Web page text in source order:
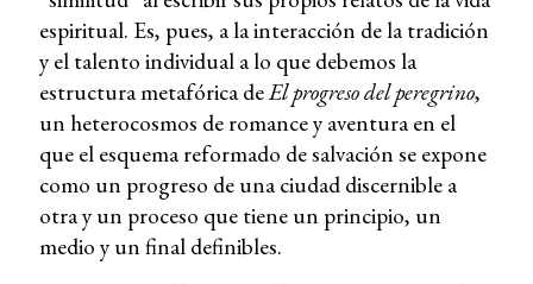
espiritual. Es, pues, a la interacción de la tradición
y el talento individual a lo que debemos la
estructura metafórica deEl progreso del peregrino,
un heterocosmos de romance y aventura en el
que el esquema reformado de salvación se expone
como un progreso de una ciudad discernible a
otra y un proceso que tiene un principio, un
medio y un final definibles.